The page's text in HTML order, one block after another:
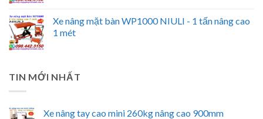
Xe nâng mặt bàn WP1000 NIULI - 1 tấn nâng cao
1 mét
TIN MỚI NHẤT
Xe nâng tay cao mini 260kg nâng cao 900mm